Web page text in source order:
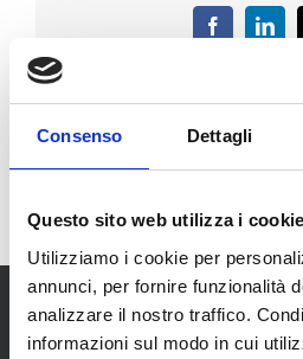
Consenso Dettagli
Questo sito web utilizza i cookie
Utilizziamo i cookie per
annunci, per fornire funzionalità
analizzare il nostro traffico.
informazioni sul modo in cui
Facebook